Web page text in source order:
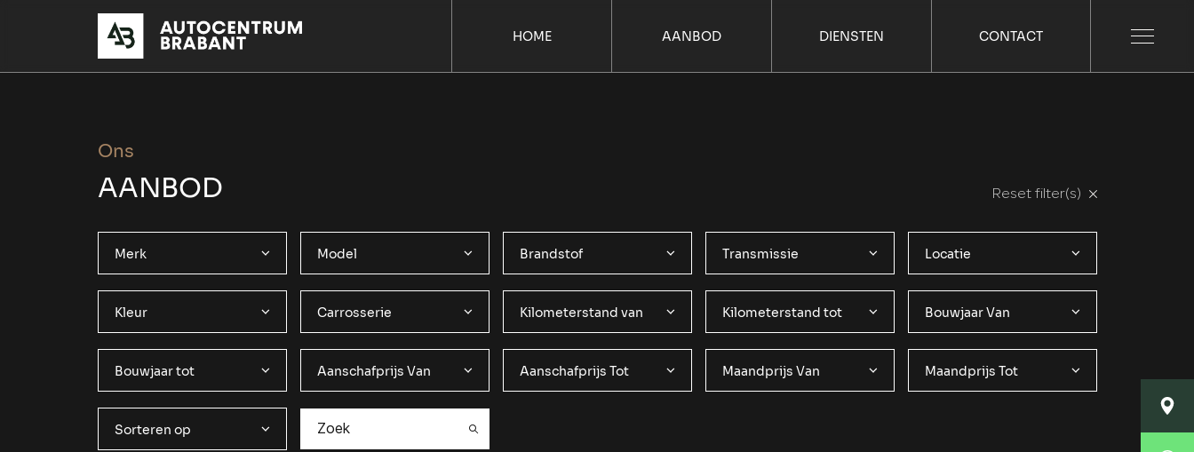
HOME AANBOD DIENSTEN CONTACT
Ons
AANBOD Reset filter(s)
Merk Model Brandstof Transmissie Locatie
Kleur Carrosserie Kilometerstand van Kilometerstand tot Bouwjaar Van
Bouwjaar tot Aanschafprijs Van Aanschafprijs Tot Maandprijs Van Maandprijs Tot
Sorteren op